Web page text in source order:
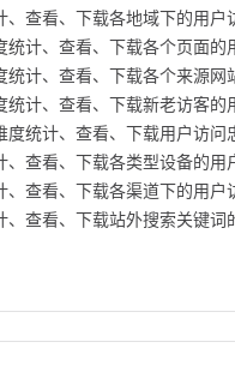
、查看、下载各地域下的用户
统计、查看、下载各个页面的
统计、查看、下载各个来源网
统计、查看、下载新老访客的
度统计、查看、下载用户访问
、查看、下载各类型设备的用
、查看、下载各渠道下的用户
、查看、下载站外搜索关键词